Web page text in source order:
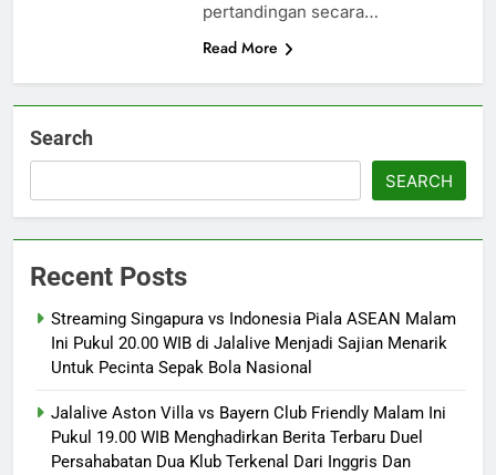
pertandingan secara…
Read More
Search
SEARCH
Recent Posts
Streaming Singapura vs Indonesia Piala ASEAN Malam
Ini Pukul 20.00 WIB di Jalalive Menjadi Sajian Menarik
Untuk Pecinta Sepak Bola Nasional
Jalalive Aston Villa vs Bayern Club Friendly Malam Ini
Pukul 19.00 WIB Menghadirkan Berita Terbaru Duel
Persahabatan Dua Klub Terkenal Dari Inggris Dan